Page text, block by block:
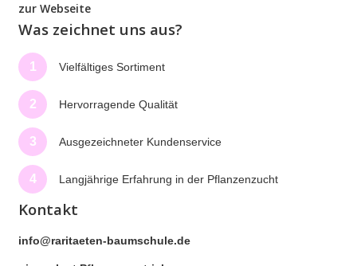
zur Webseite
Was zeichnet uns aus?
1 Vielfältiges Sortiment
2 Hervorragende Qualität
3 Ausgezeichneter Kundenservice
4 Langjährige Erfahrung in der Pflanzenzucht
Kontakt
info@raritaeten-baumschule.de